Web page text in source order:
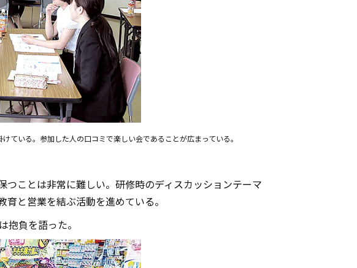
ている。参加した人の口コミで楽しい会であることが広まっている。
ことは非常に難しい。研修時のディスカッションテーマ
と営業を結ぶ活動を進めている。
抱負を語った。